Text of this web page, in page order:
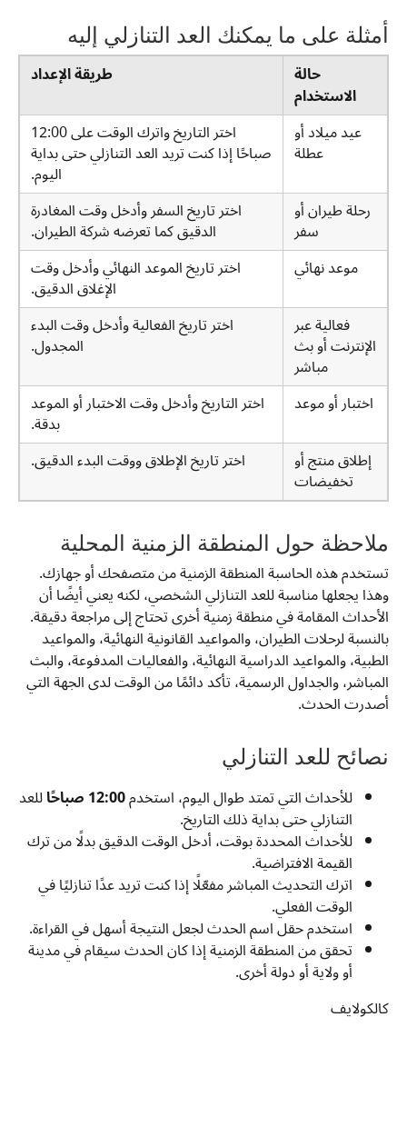
أمثلة على ما يمكنك العد التنازلي إليه
حالة
الاستخدام
طريقة الإعداد
عيد ميلاد أو
عطلة
اختر التاريخ واترك الوقت على 12:00
صباحًا إذا كنت تريد العد التنازلي حتى بداية
اليوم.
رحلة طيران أو
سفر
اختر تاريخ السفر وأدخل وقت المغادرة
الدقيق كما تعرضه شركة الطيران.
موعد نهائي
اختر تاريخ الموعد النهائي وأدخل وقت
الإغلاق الدقيق.
فعالية عبر
الإنترنت أو بث
مباشر
اختر تاريخ الفعالية وأدخل وقت البدء
المجدول.
اختبار أو موعد
اختر التاريخ وأدخل وقت الاختبار أو الموعد
بدقة.
إطلاق منتج أو
تخفيضات
اختر تاريخ الإطلاق ووقت البدء الدقيق.
ملاحظة حول المنطقة الزمنية المحلية
تستخدم هذه الحاسبة المنطقة الزمنية من متصفحك أو جهازك.
وهذا يجعلها مناسبة للعد التنازلي الشخصي، لكنه يعني أيضًا أن
الأحداث المقامة في منطقة زمنية أخرى تحتاج إلى مراجعة دقيقة.
بالنسبة لرحلات الطيران، والمواعيد القانونية النهائية، والمواعيد
الطبية، والمواعيد الدراسية النهائية، والفعاليات المدفوعة، والبث
المباشر، والجداول الرسمية، تأكد دائمًا من الوقت لدى الجهة التي
أصدرت الحدث.
نصائح للعد التنازلي
للأحداث التي تمتد طوال اليوم، استخدم12:00 صباحًا للعد
التنازلي حتى بداية ذلك التاريخ.
للأحداث المحددة بوقت، أدخل الوقت الدقيق بدلًا من ترك
القيمة الافتراضية.
اترك التحديث المباشر مفعّلًا إذا كنت تريد عدًا تنازليًا في
الوقت الفعلي.
استخدم حقل اسم الحدث لجعل النتيجة أسهل في القراءة.
تحقق من المنطقة الزمنية إذا كان الحدث سيقام في مدينة
أو ولاية أو دولة أخرى.
كالكولايف